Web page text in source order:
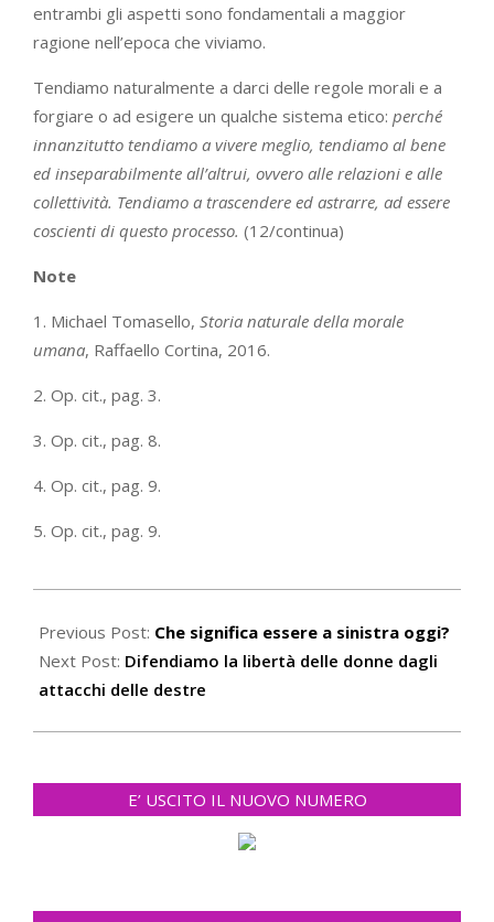
entrambi gli aspetti sono fondamentali a maggior
ragione nell’epoca che viviamo.
Tendiamo naturalmente a darci delle regole morali e a
forgiare o ad esigere un qualche sistema etico: perché
innanzitutto tendiamo a vivere meglio, tendiamo al bene
ed inseparabilmente all’altrui, ovvero alle relazioni e alle
collettività. Tendiamo a trascendere ed astrarre, ad essere
coscienti di questo processo. (12/continua)
Note
1. Michael Tomasello, Storia naturale della morale
umana, Raffaello Cortina, 2016.
2. Op. cit., pag. 3.
3. Op. cit., pag. 8.
4. Op. cit., pag. 9.
5. Op. cit., pag. 9.
11-
28
Previous Post: Che significa essere a sinistra oggi?
Next Post: Difendiamo la libertà delle donne dagli
attacchi delle destre
E’ USCITO IL NUOVO NUMERO